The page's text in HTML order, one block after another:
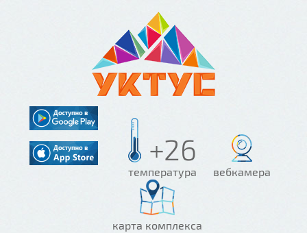
+26
температура вебкамера
карта комплекса